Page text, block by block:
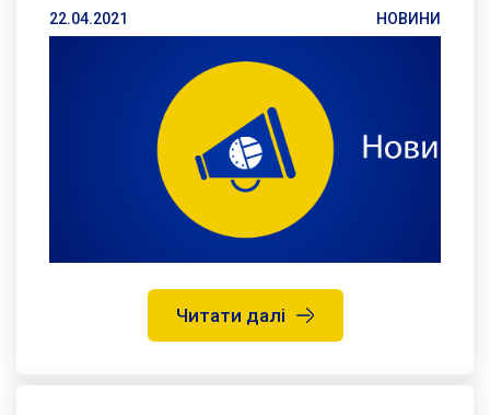
22.04.2021 НОВИНИ
Читати далі